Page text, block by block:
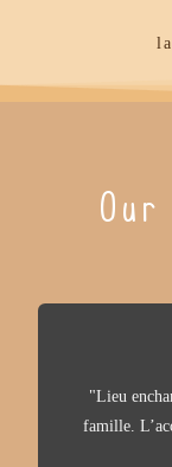
"Lieu
famille.